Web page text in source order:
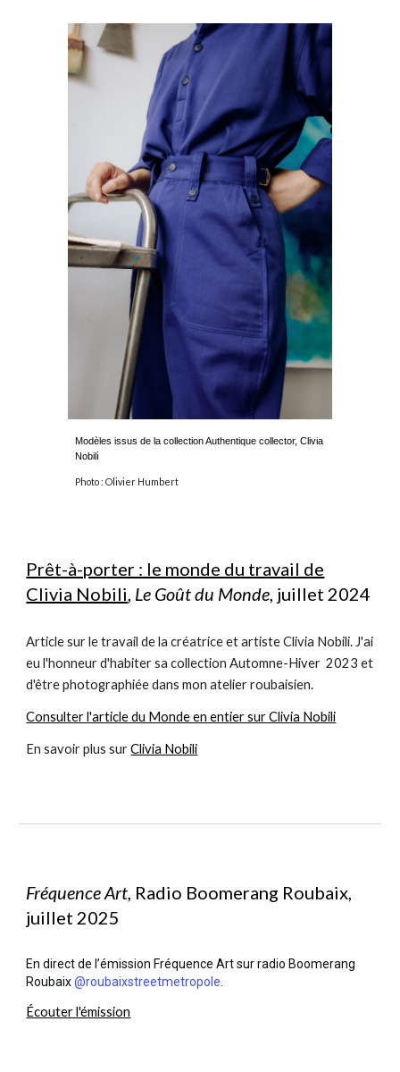
Modèles issus de la collection Authentique collector, Clivia
Nobili
Photo : Olivier Humbert
Prêt-à-porter : le monde du travail de
Clivia Nobili, Le Goût du Monde, juillet 2024
Article sur le travail de la créatrice et artiste Clivia Nobili. J'ai
eu l'honneur d'habiter sa collection Automne-Hiver 2023 et
d'être photographiée dans mon atelier roubaisien.
Consulter l'article du Monde en entier sur Clivia Nobili
En savoir plus surClivia Nobili
Fréquence Art, Radio Boomerang Roubaix,
juillet 2025
En direct de l’émission Fréquence Art sur radio Boomerang
Roubaix@roubaixstreetmetropole
Écouter l'émission